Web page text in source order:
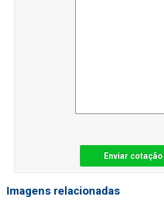
Enviar cotação
Imagens relacionadas